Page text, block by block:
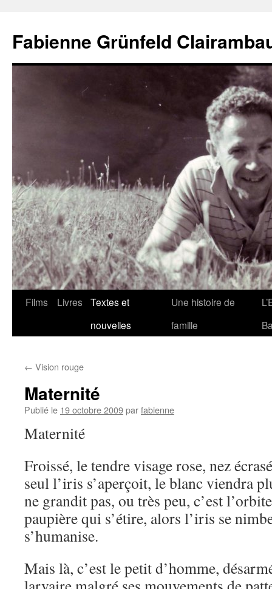
contenu
Fabienne Grünfeld
Films Livres
Textes et
nouvelles
Une histoire de
famille
← Vision rouge
Maternité
Publié le 19 octobre 2009parfabienne
Maternité
Froissé, le tendre visage rose, nez
seul l’iris s’aperçoit, le blanc viendra
ne grandit pas, ou très peu, c’est
paupière qui s’étire, alors l’iris se
s’humanise.
Mais là, c’est le petit d’homme,